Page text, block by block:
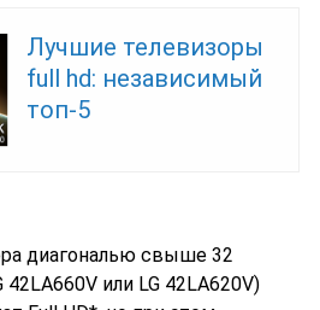
Лучшие телевизоры
full hd: независимый
топ-5
диагональю свыше 32
или LG 42LA620V)